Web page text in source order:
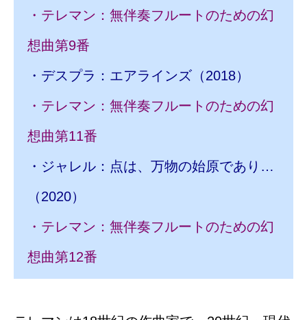
・テレマン：無伴奏フルートのための幻
想曲第9番
・デスプラ：エアラインズ（2018）
・テレマン：無伴奏フルートのための幻
想曲第11番
・ジャレル：点は、万物の始原であり…
（2020）
・テレマン：無伴奏フルートのための幻
想曲第12番